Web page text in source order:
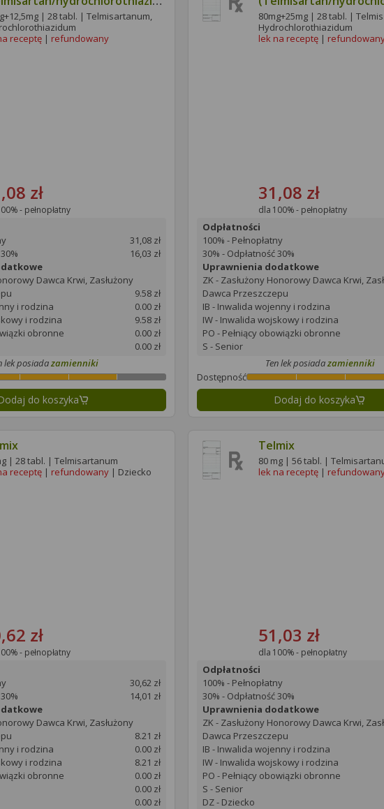
| 28 tabl. | Telmisartanum,
receptę | refundowany
zł
- pełnopłatny
31,08 zł
16,03 zł
Dawca Krwi, Zasłużony
9.58 zł
i rodzina
0.00 zł
i rodzina
9.58 zł
obronne
0.00 zł
0.00 zł
lek posiadazamienniki
do koszyka
Egis)
80mg+25mg | 28 tabl. |
Hydrochlorothiazidum
lek na receptę |
31,08 zł
dla 100% - pełnopłatny
Dostępność
Odpłatności
100% - Pełnopłatny
30% - Odpłatność 30%
Uprawnienia dodatkowe
ZK - Zasłużony Honorowy Dawca Krwi,
Dawca Przeszczepu
IB - Inwalida wojenny i rodzina
IW - Inwalida wojskowy i rodzina
PO - Pełniący obowiązki obronne
S - Senior
Ten lek posiadazamienniki
Dodaj do koszyka
| 28 tabl. | Telmisartanum
receptę | refundowany | Dziecko
zł
- pełnopłatny
30,62 zł
14,01 zł
Dawca Krwi, Zasłużony
8.21 zł
i rodzina
0.00 zł
i rodzina
8.21 zł
obronne
0.00 zł
0.00 zł
0.00 zł
Telmix
80 mg | 56 tabl. |
lek na receptę |
51,03 zł
dla 100% - pełnopłatny
Odpłatności
100% - Pełnopłatny
30% - Odpłatność 30%
Uprawnienia dodatkowe
ZK - Zasłużony Honorowy Dawca Krwi,
Dawca Przeszczepu
IB - Inwalida wojenny i rodzina
IW - Inwalida wojskowy i rodzina
PO - Pełniący obowiązki obronne
S - Senior
DZ - Dziecko